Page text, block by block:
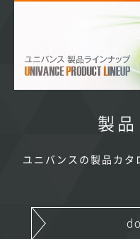
製
ユニバンスの製品カタ